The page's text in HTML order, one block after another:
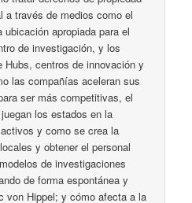
a través de medios como el
apropiada para el
de investigación, y los
Hubs, centros de innovación y
las compañías aceleran sus
ser más competitivas, el
los estados en la
y como se crea la
y obtener el personal
de investigaciones
de forma espontánea y
von Hippel; y cómo afecta a la